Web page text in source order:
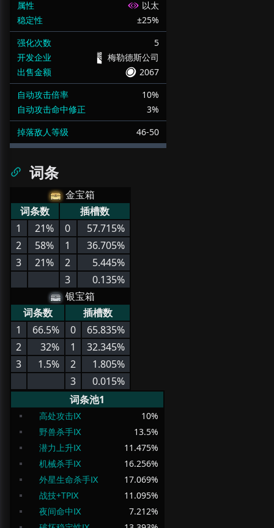
属性
以太
稳定性
±25%
强化次数
5
开发企业
梅勒德斯公司
出售金额
2067
自动攻击倍率
10%
自动攻击命中修正
3%
掉落敌人等级
46-50
词条
金宝箱
词条数
插槽数
1
21% 0
57.715%
2
58% 1
36.705%
3
21% 2
5.445%
3
0.135%
银宝箱
词条数
插槽数
1
66.5% 0
65.835%
2
32% 1
32.345%
3
1.5% 2
1.805%
3
0.015%
词条池1
高处攻击Ⅸ 10%
野兽杀手Ⅸ
13.5%
潜力上升Ⅸ
11.475%
机械杀手Ⅸ
16.256%
外星生命杀手Ⅸ
17.069%
战技+TPⅨ
11.095%
夜间命中Ⅸ
7.212%